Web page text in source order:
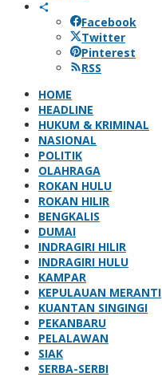
Facebook
Twitter
Pinterest
RSS
HOME
HEADLINE
HUKUM & KRIMINAL
NASIONAL
POLITIK
OLAHRAGA
ROKAN HULU
ROKAN HILIR
BENGKALIS
DUMAI
INDRAGIRI HILIR
INDRAGIRI HULU
KAMPAR
KEPULAUAN MERANTI
KUANTAN SINGINGI
PEKANBARU
PELALAWAN
SIAK
SERBA-SERBI